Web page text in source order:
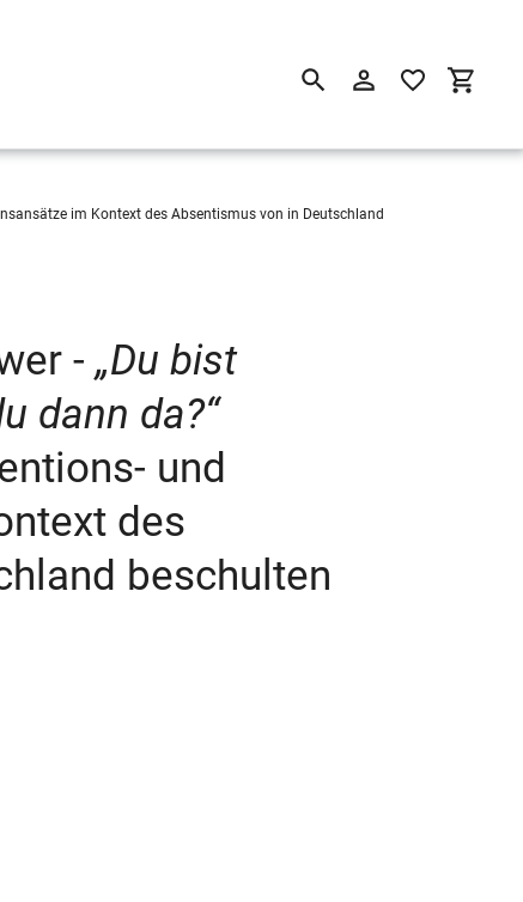
SuchenEinloggen
im Kontext des Absentismus von in Deutschland
- „Du bist
dann da?“
und
des
beschulten